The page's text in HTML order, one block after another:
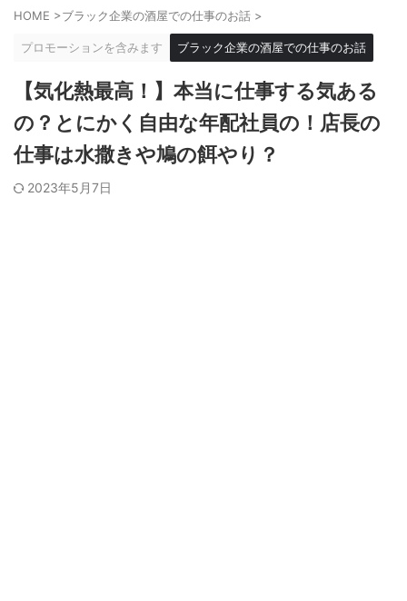
HOME >ブラック企業の酒屋での仕事のお話 >
プロモーションを含みます ブラック企業の酒屋での仕事のお話
【気化熱最高！】本当に仕事する気ある
の？とにかく自由な年配社員の！店長の
仕事は水撒きや鳩の餌やり？
2023年5月7日